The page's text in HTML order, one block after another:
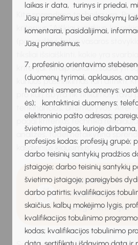
laikas ir data, turinys ir priedai,
Jūsų pranešimus bei atsakymų
komentarai, pasidalijimai,
Jūsų pranešimus;
7. profesinio orientavimo
(duomenų tyrimai, apklausos,
tvarkomi asmens duomenys:
ės); kontaktiniai duomenys:
elektroninio pašto adresas;
švietimo įstaigos, kurioje
profesijos kodas; profesijų grupė;
darbo teisinių santykių pradžios
įstaigoje; darbo teisinių santykių
švietimo įstaigoje; pareigybės
darbo patirtis; kvalifikacijos
skaičius, kalbų mokėjimo lygis,
kvalifikacijos tobulinimo
kodas; kvalifikacijos tobulinimo
Kita sprendimo technika yra
kriterijus ̋. Aiškiai įvardijus, ką
(pavyzdžiui, kokią vasaros
kriterijai. Kitaip sakant, sudaryti
kuriuos pasirinkimas turi atitikti.
pro kurį išbyra tik tinkamos, tavo
tenkinančios, alternatyvos.
pagal kriterijus technika
analizės, todėl netaikytina
kasdienius klausimus.
Užduotis:
Pasirinkimas
pagal kriterijus